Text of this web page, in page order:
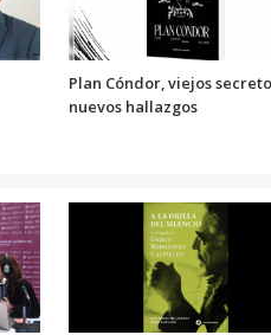
Plan Cóndor, viejos
nuevos hallazgos